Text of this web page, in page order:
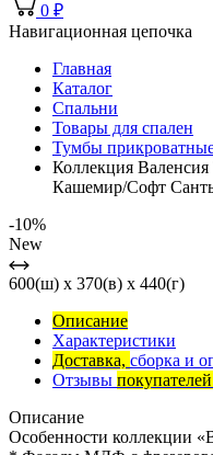
0 ₽
Навигационная цепочка
Главная
Каталог
Спальни
Товары для спален
Тумбы
Коллекция
Кашемир/Софт
-10%
New
600(ш) x 370(в) x 440(г)
Описание
Характеристики
Доставка, сборка и
Отзывы покупателей
Описание
Особенности коллекции